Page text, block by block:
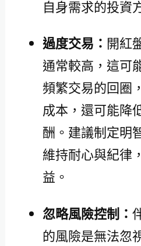
自身需求的投資
過度交易： 開紅
通常較高，這可
頻繁交易的回圈
成本，還可能降
酬。建議制定明
維持耐心與紀律
益。
忽略風險控制：
的風險是無法忽